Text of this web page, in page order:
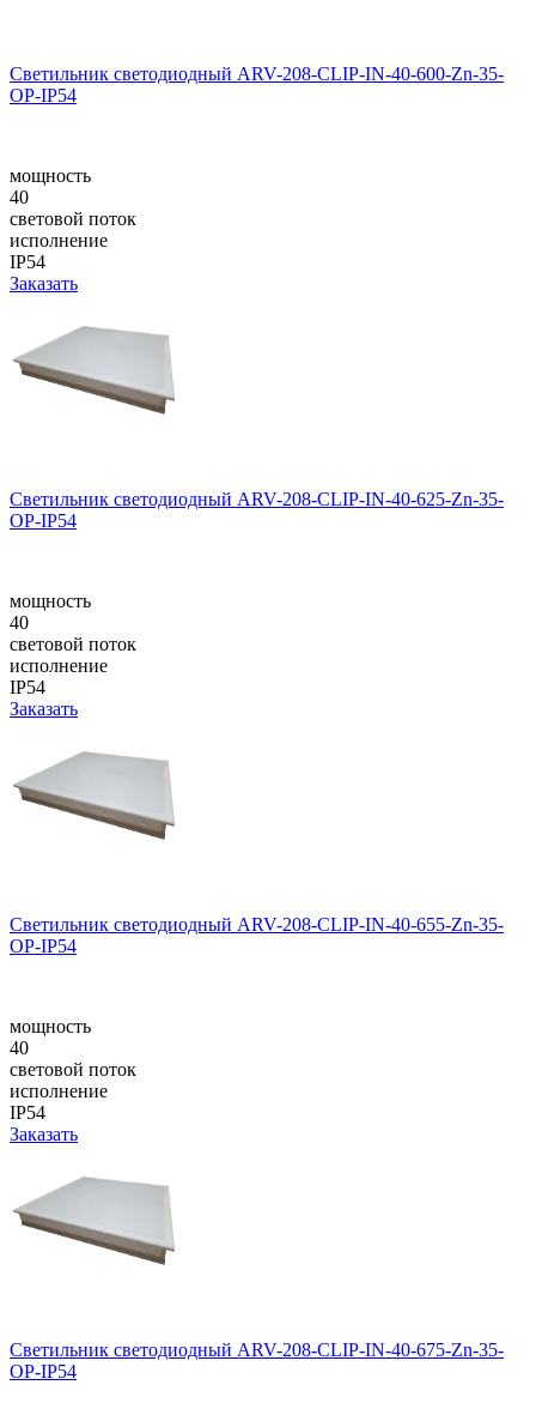
Светильник светодиодный ARV-208-CLIP-IN-40-600-Zn-35-
OP-IP54
мощность
40
световой поток
исполнение
IP54
Заказать
Светильник светодиодный ARV-208-CLIP-IN-40-625-Zn-35-
OP-IP54
мощность
40
световой поток
исполнение
IP54
Заказать
Светильник светодиодный ARV-208-CLIP-IN-40-655-Zn-35-
OP-IP54
мощность
40
световой поток
исполнение
IP54
Заказать
Светильник светодиодный ARV-208-CLIP-IN-40-675-Zn-35-
OP-IP54